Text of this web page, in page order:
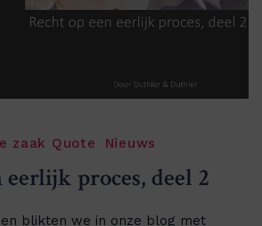
zaak Quote Nieuws
eerlijk proces, deel 2
blikten we in onze blog met